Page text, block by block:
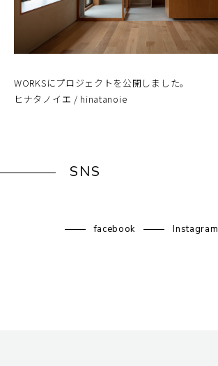
WORKSにプロジェクトを公開しました。
ヒナタノイエ / hinatanoie
SNS
facebook Instagram